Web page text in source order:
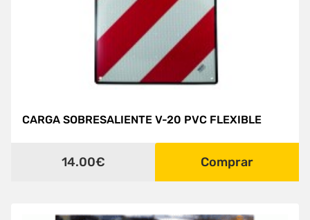
CARGA SOBRESALIENTE V-20 PVC FLEXIBLE
14.00€ Comprar